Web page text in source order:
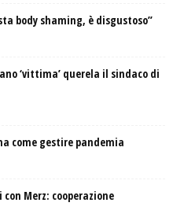
body shaming, è disgustoso”
‘vittima’ querela il sindaco di
come gestire pandemia
Merz: cooperazione